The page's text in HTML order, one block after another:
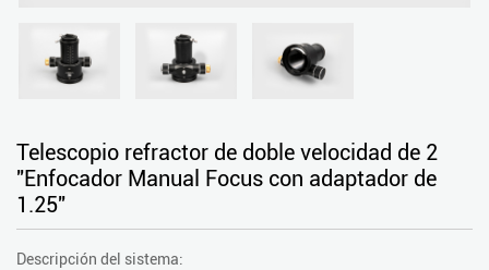
Telescopio refractor de doble velocidad de 2
"Enfocador Manual Focus con adaptador de
1.25"
Descripción del sistema: